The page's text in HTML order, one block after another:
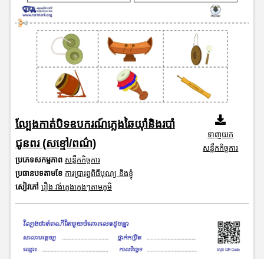
ល្បែងកាត់បិទឧបករណ៍ភ្លេងឆៃយ៉ាំនិងរបាំ
ជូនពរ (សខ្មៅ/ពណ៌)
ប្រភេទសកម្មភាព សន្លឹកកិច្ចការ
ប្រធានបទតាមខែ ការប្រារព្ធពិធីបុណ្យ និងខ្ញុំ
សៀវភៅ រឿង វង់ភ្លេងក្មេងៗតាមភូមិ
ទាញយក
សន្លឹកកិច្ចការ